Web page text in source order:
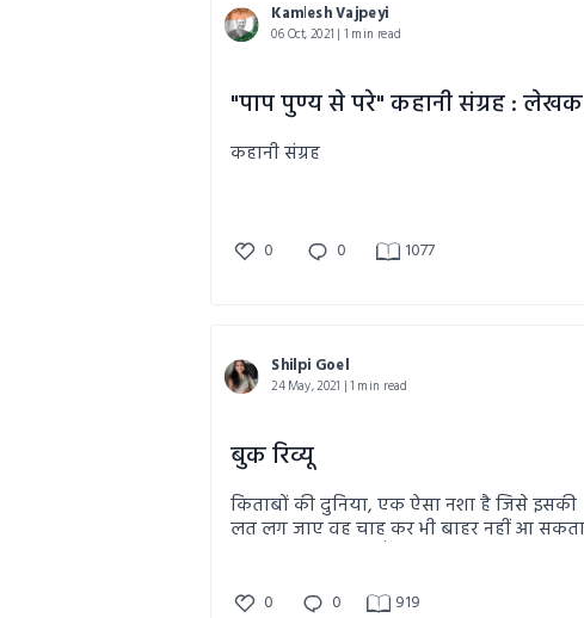
Kamlesh Vajpeyi
06 Oct, 2021 | 1 min read
कहानी संग्रह
0 0 1077
Shilpi Goel
24 May, 2021 | 1 min read
बुक रिव्यू
किताबों की दुनिया, एक ऐसा नशा है जिसे इसकी
लत लग जाए वह चाह कर भी बाहर नहीं आ सकता
0 0 919